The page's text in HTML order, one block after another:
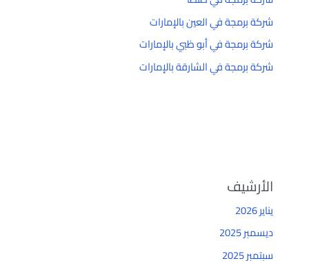
شركة برمجة في العين بالإمارات
شركة برمجة في أبو ظبي بالإمارات
شركة برمجة في الشارقة بالإمارات
الأرشيف
يناير 2026
ديسمبر 2025
سبتمبر 2025